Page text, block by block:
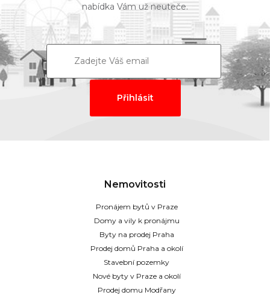
nabídka Vám už neuteče.
Nemovitosti
Pronájem bytů v Praze
Domy a vily k pronájmu
Byty na prodej Praha
Prodej domů Praha a okolí
Stavební pozemky
Nové byty v Praze a okolí
Prodej domu Modřany